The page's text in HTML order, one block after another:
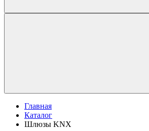
Главная
Каталог
Шлюзы KNX